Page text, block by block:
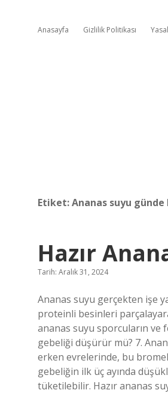
Anasayfa Gizlilik Politikası
Etiket:Ananas suyu
Hazır
Tarih: Aralık 31, 2024
Ananas suyu gerçekten işe
proteinli besinleri
ananas suyu sporcuların
gebeliği düşürür mü? 7.
erken evrelerinde, bu
gebeliğin ilk üç ayında
tüketilebilir. Hazır ananas